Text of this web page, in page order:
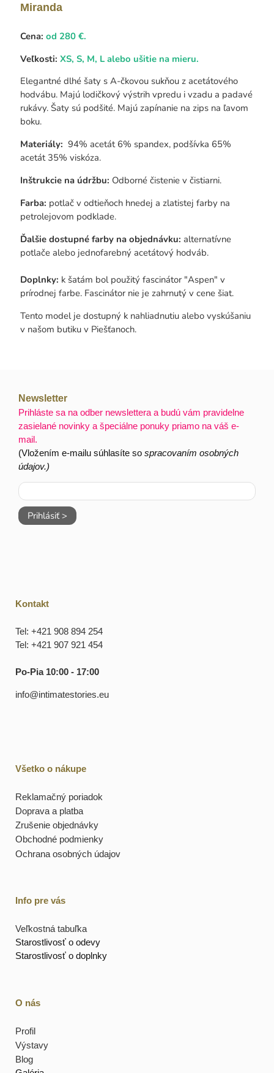
Miranda
Cena:od 280 €.
Veľkosti:XS, S, M, L alebo ušitie na mieru.
Elegantné dlhé šaty s A-čkovou sukňou z acetátového
hodvábu. Majú lodičkový výstrih vpredu i vzadu a padavé
rukávy. Šaty sú podšité. Majú zapínanie na zips na ľavom
boku.
Materiály: 94% acetát 6% spandex, podšívka 65%
acetát 35% viskóza.
Inštrukcie na údržbu: Odborné čistenie v čistiarni.
Farba: potlač v odtieňoch hnedej a zlatistej farby na
petrolejovom podklade.
Ďalšie dostupné farby na objednávku:alternatívne
potlače alebo jednofarebný acetátový hodváb.
Doplnky: k šatám bol použitý fascinátor "Aspen" v
prírodnej farbe. Fascinátor nie je zahrnutý v cene šiat.
Tento model je dostupný k nahliadnutiu alebo vyskúšaniu
v našom butiku v Piešťanoch.
Newsletter
Prihláste sa na odber newslettera a budú vám pravidelne
zasielané novinky a špeciálne ponuky priamo na váš e-
mail.
(Vložením e-mailu súhlasíte sospracovaním osobných
údajov.)
Prihlásiť >
Kontakt
Tel: +421 908 894 254
Tel: +421 907 921 454
Po-Pia 10:00 - 17:00
info@intimatestories.eu
Všetko o nákupe
Reklamačný poriadok
Doprava a platba
Zrušenie objednávky
Obchodné podmienky
Ochrana osobných údajov
Info pre vás
Veľkostná tabuľka
Starostlivosť o odevy
Starostlivosť o doplnky
O nás
Profil
Výstavy
Blog